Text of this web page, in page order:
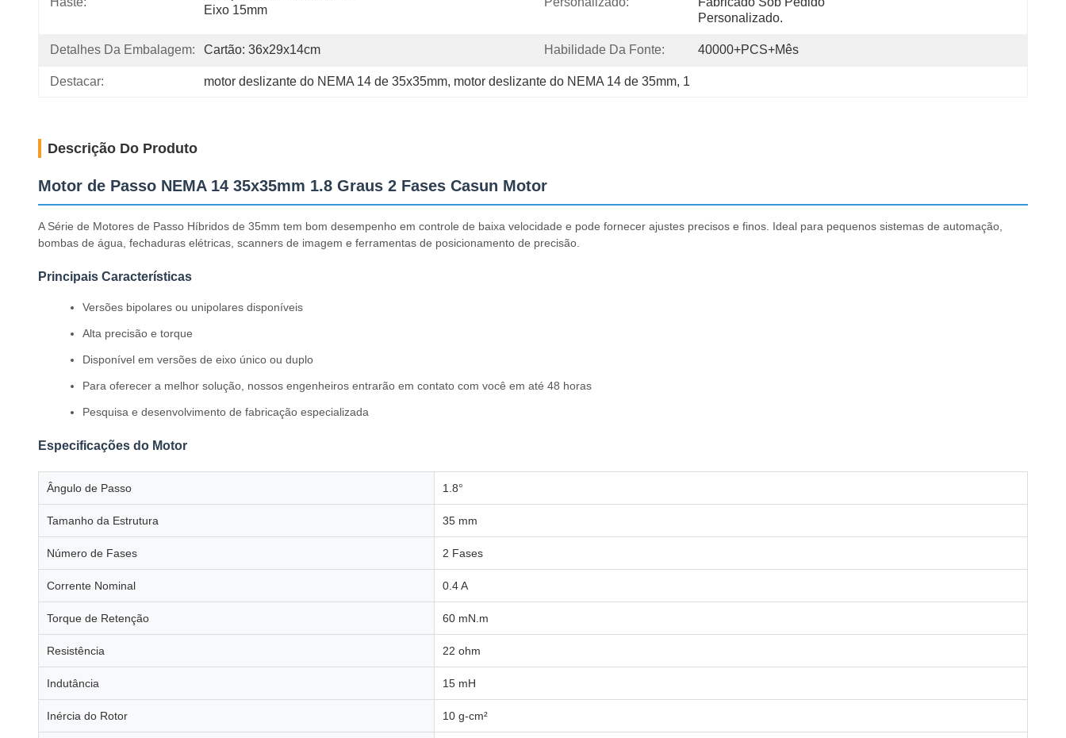
Eixo 15mm
Personalizado.
Detalhes Da Embalagem: Cartão: 36x29x14cm Habilidade Da Fonte: 40000+PCS+Mês
Destacar: motor deslizante do NEMA 14 de 35x35mm, motor deslizante do NEMA 14 de 35mm, 1
Descrição Do Produto
Motor de Passo NEMA 14 35x35mm 1.8 Graus 2 Fases Casun Motor
A Série de Motores de Passo Híbridos de 35mm tem bom desempenho em controle de baixa velocidade e pode fornecer ajustes precisos e finos. Ideal para pequenos sistemas de automação,
bombas de água, fechaduras elétricas, scanners de imagem e ferramentas de posicionamento de precisão.
Principais Características
Versões bipolares ou unipolares disponíveis
Alta precisão e torque
Disponível em versões de eixo único ou duplo
Para oferecer a melhor solução, nossos engenheiros entrarão em contato com você em até 48 horas
Pesquisa e desenvolvimento de fabricação especializada
Especificações do Motor
Ângulo de Passo 1.8°
Tamanho da Estrutura 35 mm
Número de Fases 2 Fases
Corrente Nominal 0.4 A
Torque de Retenção 60 mN.m
Resistência 22 ohm
Indutância 15 mH
Inércia do Rotor 10 g-cm²